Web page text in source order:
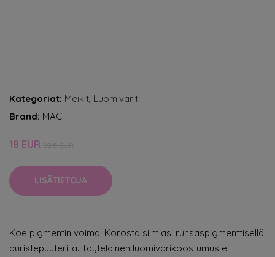
Kategoriat: Meikit, Luomivärit
Brand: MAC
18 EUR
LISÄTIETOJA
Koe pigmentin voima. Korosta silmiäsi runsaspigmenttisellä
puristepuuterilla. Täyteläinen luomivärikoostumus ei